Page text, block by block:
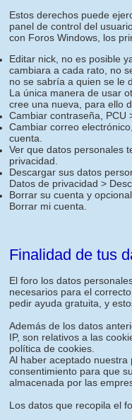
Estos derechos puede
panel de control del
con Foros Windows, los
Editar nick, no es posible
cambiara a cada rato, no
no se sabría a quien se le
La única manera de usar
cree una nueva, para ello
Cambiar contraseña, PCU
Cambiar correo
cuenta.
Ver que datos personales
privacidad.
Descargar sus datos
Datos de privacidad >
Borrar su cuenta y
Borrar mi cuenta.
Finalidad de tus
El foro los datos
necesarios para el
pedir ayuda gratuita, y
Además de los datos
IP, son relativos a las
política de cookies.
Al haber aceptado
consentimiento para que
almacenada por las
Los datos que recopila el